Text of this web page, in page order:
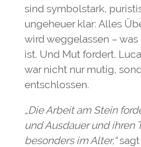
sind symbolstark,
ungeheuer klar: Alles
wird weggelassen – was
ist. Und Mut fordert.
war nicht nur mutig,
entschlossen.
„Die Arbeit am Stein
und Ausdauer und ihren
besonders im Alter,“sagt